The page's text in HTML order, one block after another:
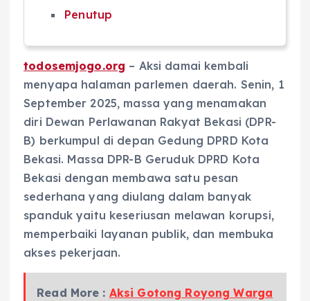
Penutup
todosemjogo.org – Aksi damai kembali
menyapa halaman parlemen daerah. Senin, 1
September 2025, massa yang menamakan
diri Dewan Perlawanan Rakyat Bekasi (DPR-
B) berkumpul di depan Gedung DPRD Kota
Bekasi. Massa DPR-B Geruduk DPRD Kota
Bekasi dengan membawa satu pesan
sederhana yang diulang dalam banyak
spanduk yaitu keseriusan melawan korupsi,
memperbaiki layanan publik, dan membuka
akses pekerjaan.
Read More : Aksi Gotong Royong Warga